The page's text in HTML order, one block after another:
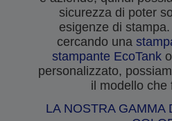
sicurezza di poter
esigenze di
cercando una
stampante EcoTank
personalizzato,
il modello che
LA NOSTRA GAMMA